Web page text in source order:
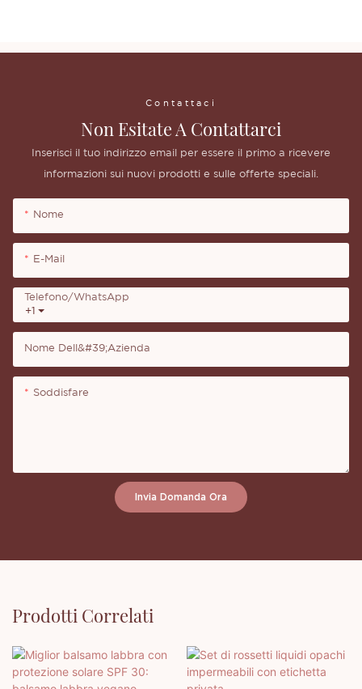
Contattaci
Non Esitate A Contattarci
Inserisci il tuo indirizzo email per essere il primo a ricevere
informazioni sui nuovi prodotti e sulle offerte speciali.
Nome
E-Mail
+1
Telefono/WhatsApp
Nome Dell&#39;azienda
Soddisfare
Invia Domanda Ora
Prodotti Correlati